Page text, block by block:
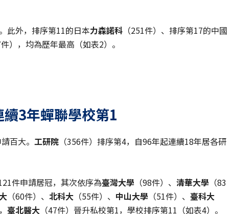
此外，排序第11的日本力森諾科 （251件）、排序第17的中國
件），均為歷年最高（如表2）。
3年蟬聯學校第1
百大。 工研院 （356件）排序第4，自96年起連續18年居各研
件申請居冠，其次依序為臺灣大學 （98件）、 清華大學 （83
（60件）、 北科大 （55件）、 中山大學 （51件）、 臺科大
臺北醫大 （47件）晉升私校第1，學校排序第11（如表4）。